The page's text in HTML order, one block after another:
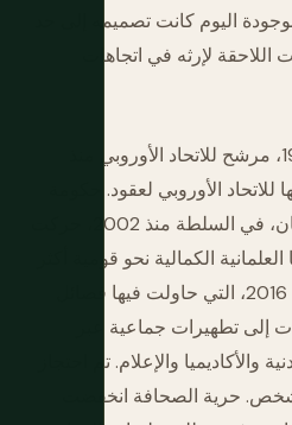
اليوم كانت تصميمه إلى حد
لإرثه في اتجاهات
تركيا عضو في الناتو منذ 1952، مرشح للاتحاد الأوروبي منذ
للاتحاد الأوروبي لعقود. حكومة
الكمالية نحو قومية أكثر
إسلامية. محاولة الانقلاب في 2016، التي حاولت فيها فصائل
إلى تطهيرات جماعية عبر
والإعلام. تم احتجاز
فصل أكثر من 150,000 شخص. حرية الصحافة انخفضت